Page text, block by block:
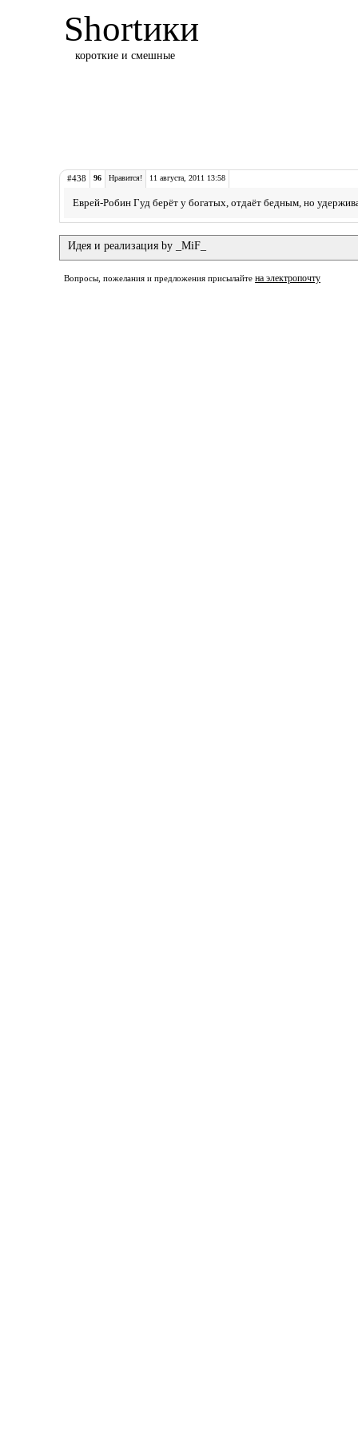
Shortики
короткие и смешные
#438 96 Нравится! 11 августа, 2011 13:58
Еврей-Робин Гуд берёт у богатых, отдаёт бедным, но
Идея и реализация by _MiF_
Вопросы, пожелания и предложения присылайте на электропочту